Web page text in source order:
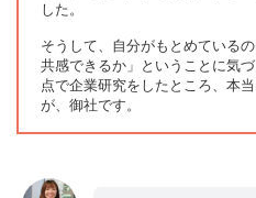
した。
そうして、自分がもとめている
共感できるか」ということに気
点で企業研究をしたところ、本
が、御社です。